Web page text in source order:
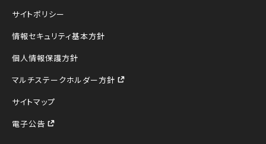
サイトポリシー
情報セキュリティ基本方針
個人情報保護方針
マルチステークホルダー方針
サイトマップ
電子公告